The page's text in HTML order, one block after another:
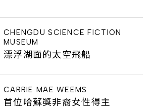
CHENGDU SCIENCE FICTION
MUSEUM
漂浮湖面的太空飛船
CARRIE MAE WEEMS
首位哈蘇獎非裔女性得主